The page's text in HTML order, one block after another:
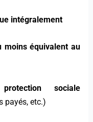
intégralement
moins équivalent au
protection sociale
payés, etc.)